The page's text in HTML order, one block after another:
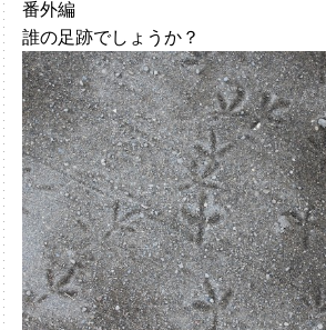
番外編
誰の足跡でしょうか？